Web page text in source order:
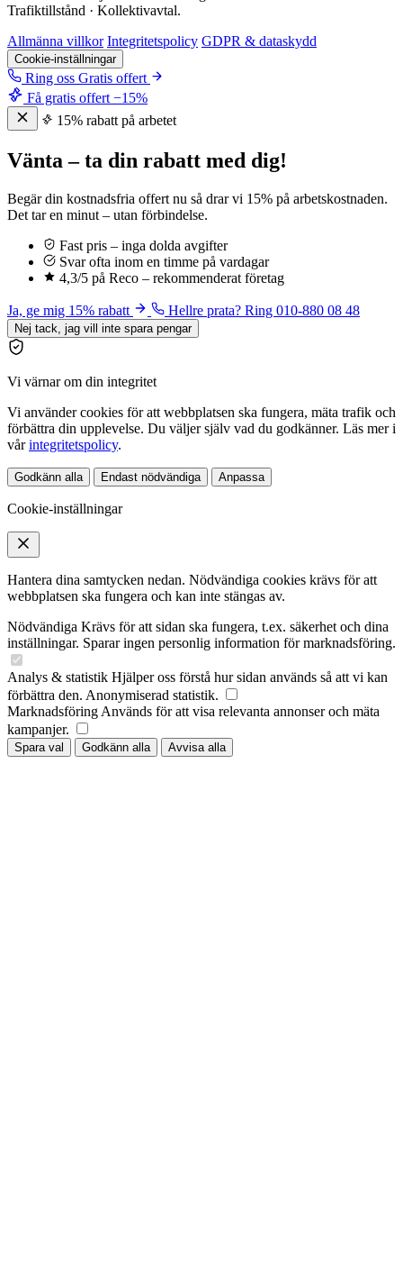
Trafiktillstånd · Kollektivavtal.
Allmänna villkor Integritetspolicy GDPR & dataskydd
Cookie-inställningar
Ring oss Gratis offert
Få gratis offert −15%
15% rabatt på arbetet
Vänta – ta din rabatt med dig!
Begär din kostnadsfria offert nu så drar vi 15% på arbetskostnaden.
Det tar en minut – utan förbindelse.
Fast pris – inga dolda avgifter
Svar ofta inom en timme på vardagar
4,3/5 på Reco – rekommenderat företag
Ja, ge mig 15% rabatt Hellre prata? Ring 010-880 08 48
Nej tack, jag vill inte spara pengar
Vi värnar om din integritet
Vi använder cookies för att webbplatsen ska fungera, mäta trafik och
förbättra din upplevelse. Du väljer själv vad du godkänner. Läs mer i
vårintegritetspolicy.
Godkänn alla Endast nödvändiga Anpassa
Cookie-inställningar
Hantera dina samtycken nedan. Nödvändiga cookies krävs för att
webbplatsen ska fungera och kan inte stängas av.
Nödvändiga Krävs för att sidan ska fungera, t.ex. säkerhet och dina
inställningar. Sparar ingen personlig information för marknadsföring.
Analys & statistik Hjälper oss förstå hur sidan används så att vi kan
förbättra den. Anonymiserad statistik.
Marknadsföring Används för att visa relevanta annonser och mäta
kampanjer.
Spara val Godkänn alla Avvisa alla